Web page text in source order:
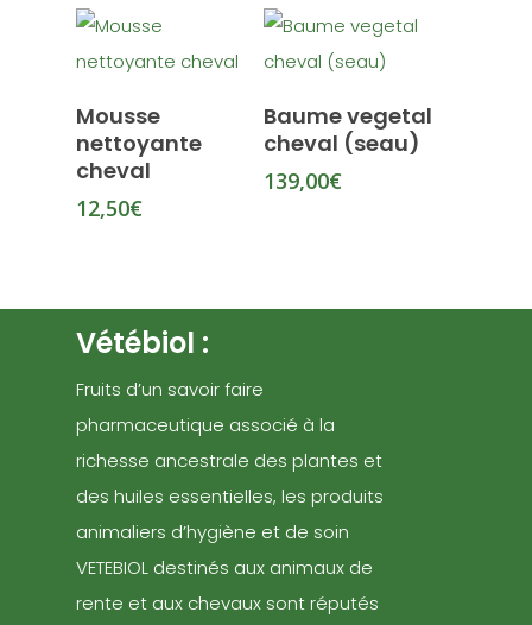
Mousse
nettoyante
cheval
12,50€
Ajouter Au Panier
Baume vegetal
cheval (seau)
139,00€
Vétébiol :
Fruits d’un savoir faire
pharmaceutique associé à la
richesse ancestrale des plantes et
des huiles essentielles, les produits
animaliers d’hygiène et de soin
VETEBIOL destinés aux animaux de
rente et aux chevaux sont réputés